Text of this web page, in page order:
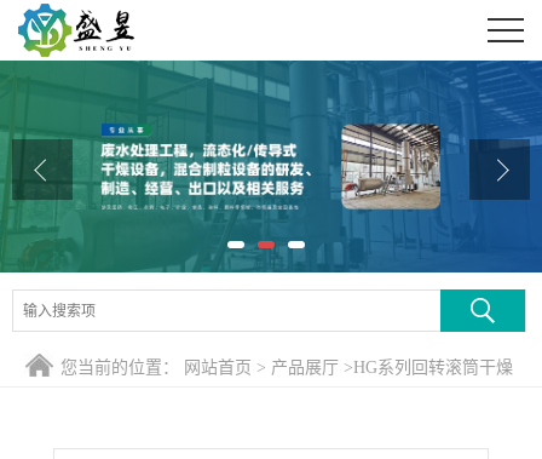
公司介绍
公司动态
产品展厅
证书荣誉
联系方式
您当前的位置： 网站首页 > 产品展厅 >HG系列回转滚筒干燥